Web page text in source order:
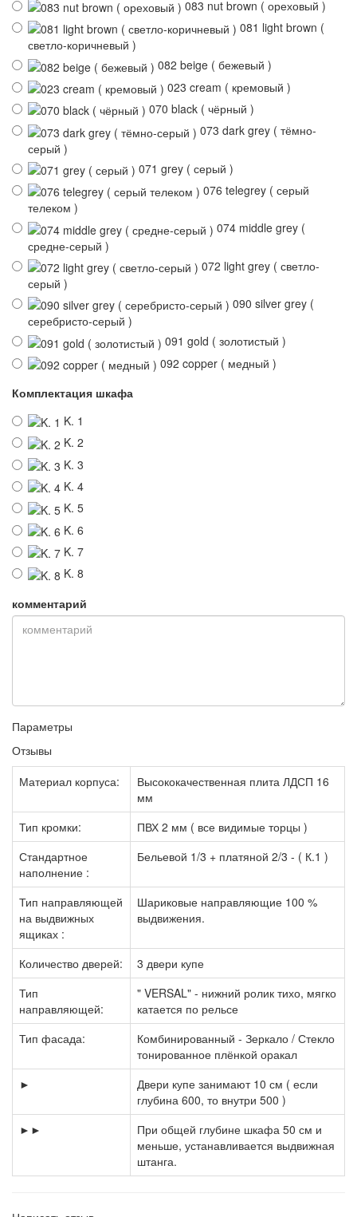
083 nut brown ( ореховый )
081 light brown (
светло-коричневый )
082 beige ( бежевый )
023 cream ( кремовый )
070 black ( чёрный )
073 dark grey ( тёмно-
серый )
071 grey ( серый )
076 telegrey ( серый
телеком )
074 middle grey (
средне-серый )
072 light grey ( светло-
серый )
090 silver grey (
серебристо-серый )
091 gold ( золотистый )
092 copper ( медный )
Комплектация шкафа
K. 1
K. 2
K. 3
K. 4
K. 5
K. 6
K. 7
K. 8
комментарий
Параметры
Отзывы
Материал корпуса:
Высококачественная плита ЛДСП 16
мм
Тип кромки:
ПВХ 2 мм ( все видимые торцы )
Стандартное
наполнение :
Бельевой 1/3 + платяной 2/3 - ( К.1 )
Тип направляющей
на выдвижных
ящиках :
Шариковые направляющие 100 %
выдвижения.
Количество дверей:
3 двери купе
Тип
направляющей:
" VERSAL" - нижний ролик тихо, мягко
катается по рельсе
Тип фасада:
Комбинированный - Зеркало / Стекло
тонированное плёнкой оракал
►
Двери купе занимают 10 см ( если
глубина 600, то внутри 500 )
►►
При общей глубине шкафа 50 см и
меньше, устанавливается выдвижная
штанга.